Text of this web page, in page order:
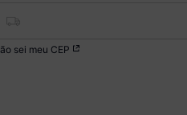
sei meu CEP